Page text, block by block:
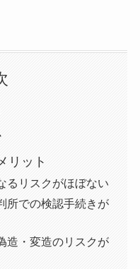
リット
るリスクがほぼない
所での検認手続きが
造・変造のリスクが